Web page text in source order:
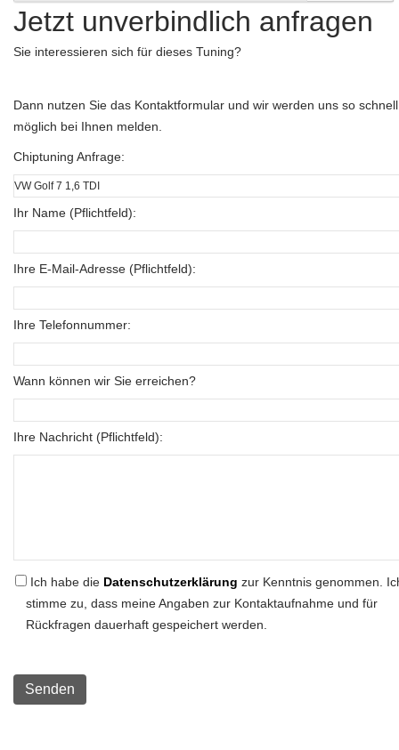
Jetzt unverbindlich anfragen
Sie interessieren sich für dieses Tuning?
Dann nutzen Sie das Kontaktformular und wir werden uns so
möglich bei Ihnen melden.
Chiptuning Anfrage:
Ihr Name (Pflichtfeld):
Ihre E-Mail-Adresse (Pflichtfeld):
Ihre Telefonnummer:
Wann können wir Sie erreichen?
Ihre Nachricht (Pflichtfeld):
Ich habe die Datenschutzerklärung zur Kenntnis genommen.
stimme zu, dass meine Angaben zur Kontaktaufnahme und für
Rückfragen dauerhaft gespeichert werden.